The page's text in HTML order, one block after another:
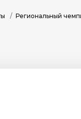
Региональный